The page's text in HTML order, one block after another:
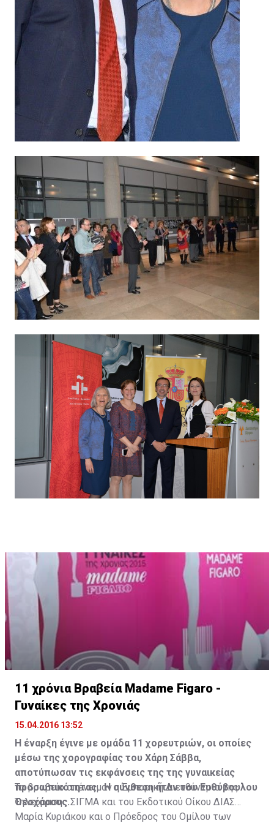
11 χρόνια Βραβεία Madame Figaro -
Γυναίκες της Χρονιάς
15.04.2016 13:52
Η έναρξη έγινε με ομάδα 11 χορευτριών, οι οποίες
μέσω της χορογραφίας του Χάρη Σάββα,
αποτύπωσαν τις εκφάνσεις της της γυναικείας
προσωπικότητας. Η σύνθεση ήταν του Ευθύβουλου
Θεοχάρους.
Το βραβείο απένειμαν η Εμπορική Διευθύντρια της
Τηλεόρασης ΣΙΓΜΑ και του Εκδοτικού Οίκου ΔΙΑΣ
Μαρία Κυριάκου και ο Πρόεδρος του Ομίλου των